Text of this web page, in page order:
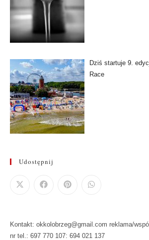
Dziś startuje 9.
Race
Udostępnij
Kontakt: okkolobrzeg@gmail.com reklama/
nr tel.: 697 770 107: 694 021 137